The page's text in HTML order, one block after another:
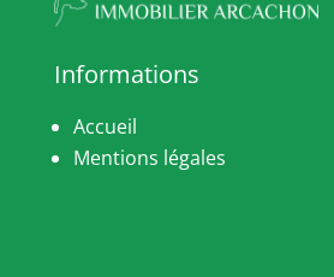
Informations
Accueil
Mentions légales